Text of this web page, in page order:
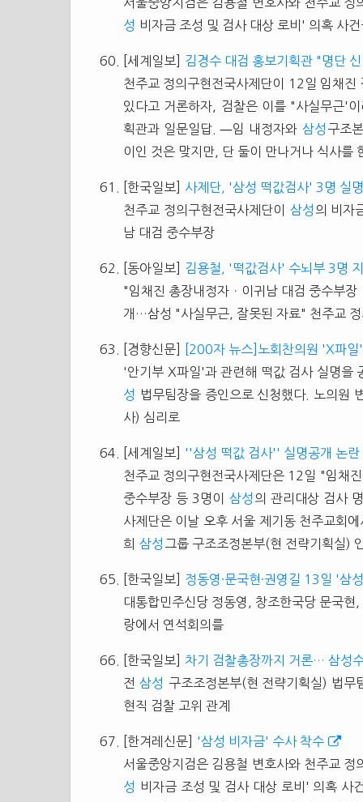
성 비자금 조성 및 검사 대상 로비' 의혹 사
[세계일보]
김경수 대검 홍보기획관 "명단
천주교 정의구현전국사제단이 12일 임채
있다고 거론하자, 검찰은 이를 "사실무근'
획관과 일문일답. ―임 내정자와 삼성 구조
이인 것은 맞지만, 단 둘이 만나거나 식사를
[한국일보]
사제단, '삼성 떡값검사' 3명 실
천주교 정의구현전국사제단이 삼성 의 비자
남 대검 중수부장
[동아일보]
김용철, '떡값검사' 수뇌부 3명
"임채진 총장내정자ㆍ이귀남 대검 중수부
개…삼성 "사실무근, 잘못된 자료" 천주교
[경향신문]
[200자 뉴스]노회찬의원 'X파
'안기부 X파일'과 관련해 떡값 검사 실명을
성
법무팀장을 증인으로 신청했다. 노의원
사) 심리로
[세계일보]
''삼성 떡값 검사'' 실명공개 논란
천주교 정의구현전국사제단은 12일 "임채
중수부장 등 3명이 삼성 의 관리대상 검사
사제단은 이날 오후 서울 제기동 천주교회
희 삼성 그룹 구조조정본부(현 전략기획실)
[한국일보]
정동영·문국현·권영길 13일 '삼
대통합민주신당 정동영, 창조한국당 문국
랑에서 연석회의를
[한국일보] 차기 검찰총장까지 거론… 삼성
전 삼성 구조조정본부(현 전략기획실) 법무
현직 검찰 고위 관계
[한겨레신문]
'삼성 비자금' 수사 착수
서울중앙지검은 김용철 변호사와 천주교
성
비자금 조성 및 검사 대상 로비' 의혹 사